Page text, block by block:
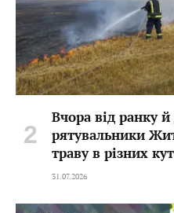
Вчора від ранку
рятувальники
траву в різних
31.07.2026